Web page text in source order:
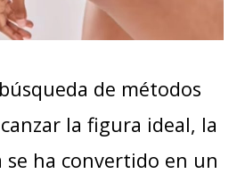
de métodos
la figura ideal, la
ha convertido en un